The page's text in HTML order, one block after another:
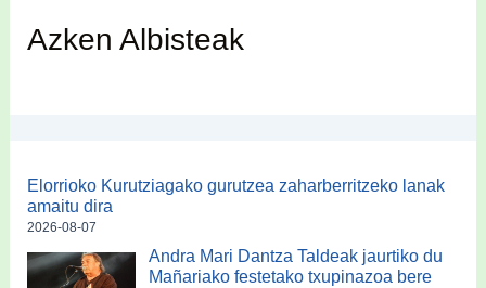
Azken Albisteak
Elorrioko Kurutziagako gurutzea zaharberritzeko lanak
amaitu dira
2026-08-07
Andra Mari Dantza Taldeak jaurtiko du
Mañariako festetako txupinazoa bere